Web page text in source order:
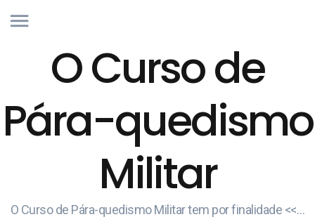
O Curso de
Pára-quedismo
Militar
O Curso de Pára-quedismo Militar tem por finalidade <<…